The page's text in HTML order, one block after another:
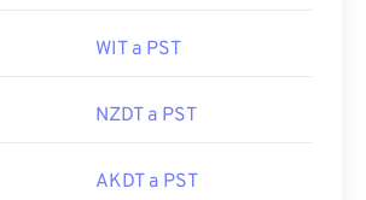
WIT a PST
NZDT a PST
AKDT a PST